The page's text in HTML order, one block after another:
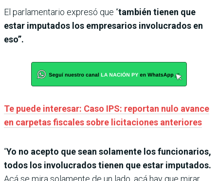
El parlamentario expresó que “también tienen que
estar imputados los empresarios involucrados en
eso”.
Te puede interesar: Caso IPS: reportan nulo avance
en carpetas fiscales sobre licitaciones anteriores
“Yo no acepto que sean solamente los funcionarios,
todos los involucrados tienen que estar imputados.
Acá se mira solamente de un lado, acá hay que mirar